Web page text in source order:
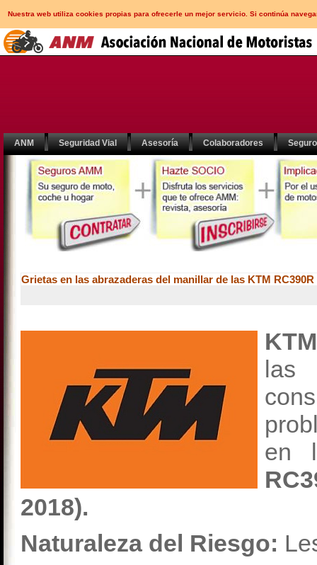
Nuestra web utiliza cookies propias para ofrecerle un mejor servicio. Si continúa
ANM Seguridad Vial Asesoría Colaboradores
Grietas en las abrazaderas del manillar de las KTM RC390R
KTM
las
en
2018).
Naturaleza del Riesgo: